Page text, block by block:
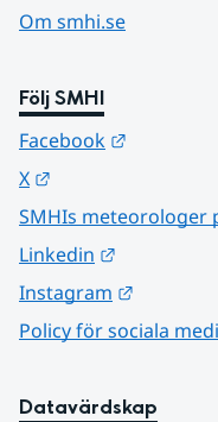
Om smhi.se
Följ SMHI
Facebook
X
SMHIs meteorologer
Linkedin
Instagram
Policy för sociala
Datavärdskap